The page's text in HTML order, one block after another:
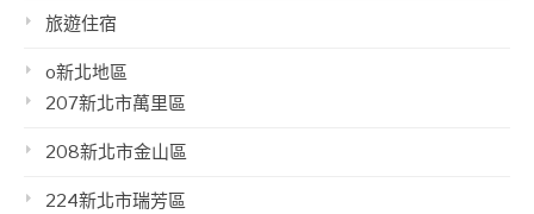
旅遊住宿
o新北地區
207新北市萬里區
208新北市金山區
224新北市瑞芳區